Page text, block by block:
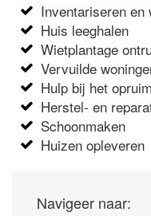
Inventariseren en
Huis leeghalen
Wietplantage
Vervuilde
Hulp bij het
Herstel- en
Schoonmaken
Huizen opleveren
Navigeer naar: